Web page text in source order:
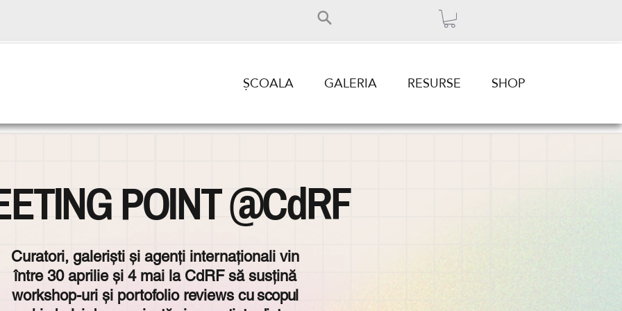
ȘCOALA GALERIA RESURSE SHOP
POINT @CdRF
Curatori, galeriști și agenți internaționali vin
între 30 aprilie și 4 mai la CdRF să susțină
workshop-uri și portofolio reviewscu scopul